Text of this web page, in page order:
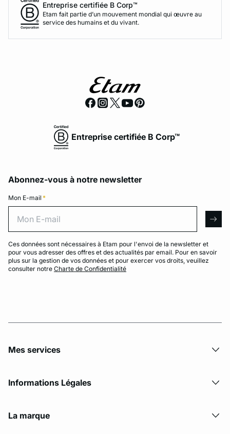
Entreprise certifiée B Corp™
Etam fait partie d’un mouvement mondial qui œuvre au
service des humains et du vivant.
Entreprise certifiée B Corp™
Abonnez-vous à notre newsletter
Mon E-mail *
Ces données sont nécessaires à Etam pour l'envoi de la newsletter et
pour vous adresser des offres et des actualités par email. Pour en savoir
plus sur la gestion de vos données et pour exercer vos droits, veuillez
consulter notre Charte de Confidentialité
Mes services
Informations Légales
La marque